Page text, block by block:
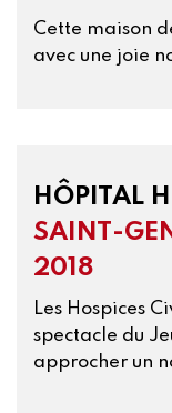
Cette maison
avec une joie
HÔPITAL
SAINT-
2018
Les Hospices
spectacle du
approcher un